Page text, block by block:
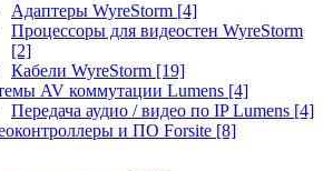
Адаптеры WyreStorm [4]
Процессоры для видеостен WyreStorm
[2]
Кабели WyreStorm [19]
AV коммутации Lumens [4]
Передача аудио / видео по IP Lumens [4]
и ПО Forsite [8]